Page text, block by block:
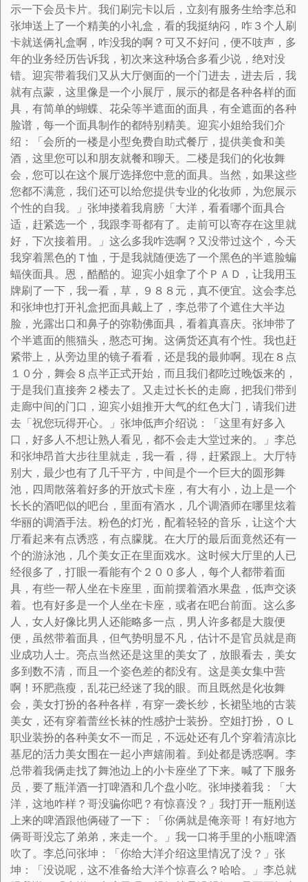
示一下会员卡片。我们刷完卡以后，立刻有服务生给李总和
张坤送上了一个精美的小礼盒，看的我挺纳闷，咋３个人刷
卡就送俩礼盒啊，咋没我的啊？可又不好问，便不吱声，多
年的业务经历告诉我，初次来这种场合多看少说，绝对没
错。迎宾带着我们又从大厅侧面的一个门进去，进去后，我
就有点蒙，这里像是一个小展厅，展示的都是各种各样的面
具，有简单的蝴蝶、花朵等半遮面的面具，有全遮面的各种
脸谱，每一个面具制作的都特别精美。迎宾小姐给我们介
绍：「会所的一楼是小型免费自助式餐厅，提供美食和美
酒，这里您可以和朋友就餐和聊天。二楼是我们的化妆舞
会，您可以在这个展厅选择您中意的面具。当然，如果这些
您都不满意，我们还可以给您提供专业的化妆师，为您展示
个性的自我。」张坤搂着我肩膀「大洋，看看哪个面具合
适，赶紧选一个，我跟李哥都有了。走前可以寄存在这里就
好，下次接着用。」这么多我咋选啊？又没带过这个，今天
我穿着黑色的Ｔ恤，于是我就随便选了一个黑色的半遮脸蝙
蝠侠面具。恩，酷酷的。迎宾小姐拿了个ＰＡＤ，让我用玉
牌刷了一下，我一看，草，９８８元，真不便宜。这会李总
和张坤也打开礼盒把面具戴上了，李总带了个遮住大半边
脸，光露出口和鼻子的弥勒佛面具，看着真喜庆。张坤带了
个半遮面的熊猫头，憨态可掬。这俩货还真有个性。我也赶
紧带上，从旁边里的镜子看看，还是我的最帅啊。现在８点
１０分，舞会８点半正式开始，而且我们都吃过晚饭来的，
于是我们直接奔２楼去了。又走过长长的走廊，把我们带到
走廊中间的门口，迎宾小姐推开大气的红色大门，请我们进
去「祝您玩得开心。」张坤低声介绍说：「这里有好多入
口，好多人不想让熟人看见，都不会走大堂过来的。」李总
和张坤昂首大步往里就走，我一看，得，赶紧跟上。大厅特
别大，最少也有了几千平方，中间是个一个巨大的圆形舞
池，四周散落着好多的开放式卡座，有大有小，边上是一个
长长的酒吧似的吧台，里面有酒水，几个调酒师在哪里炫着
华丽的调酒手法。粉色的灯光，配着轻轻的音乐，让这个大
厅看起来有点诱惑，有点朦胧。在大厅的最后面竟然还有一
个的游泳池，几个美女正在里面戏水。这时候大厅里的人已
经很多了，打眼一看能有个２００多人，每个人都带着面
具，有些一帮人坐在卡座里，面前摆着酒水果盘，低声交谈
着。也有好多是一个人坐在卡座，或者在吧台前面。这么多
人，女人好像比男人还能略多一点，男人许多都是大腹便
便，虽然带着面具，但气势明显不凡，估计不是官员就是商
业成功人士。亮点当然还是这里的美女了，放眼看去，美女
多到数不清，而且一个姿色差的都没有。这是美女集中营
啊！环肥燕瘦，乱花已经迷了我的眼。而且既然是化妆舞
会，美女打扮的各种各样，有穿一袭长纱，长裙坠地的古装
美女，还有穿着蕾丝长袜的性感护士装扮。空姐打扮，ＯＬ
职业装扮的各种美女不一而足，不远处还有几个穿着清凉比
基尼的活力美女围在一起小声嬉闹着。到处都是诱惑啊。李
总带着我俩走找了舞池边上的小卡座坐了下来。喊了下服务
员，要了瓶洋酒一打啤酒和几个盘小吃。张坤搂着我：「大
洋，这地咋样？哥没骗你吧？有惊喜没？」我打开一瓶刚送
上来的啤酒跟他俩碰了一下：「你俩就是俺亲哥！有好地方
俩哥哥没忘了弟弟，来走一个。」我一口将手里的小瓶啤酒
吹了。李总问张坤：「你给大洋介绍这里情况了没？」张
坤：「没说呢，这不准备给大洋个惊喜么？哈哈。」李总就